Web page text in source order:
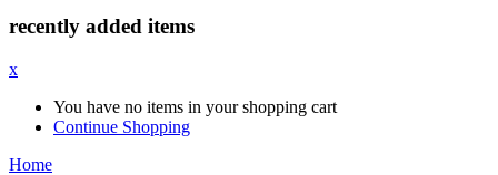
recently added items
x
You have no items in your shopping cart
Continue Shopping
Home